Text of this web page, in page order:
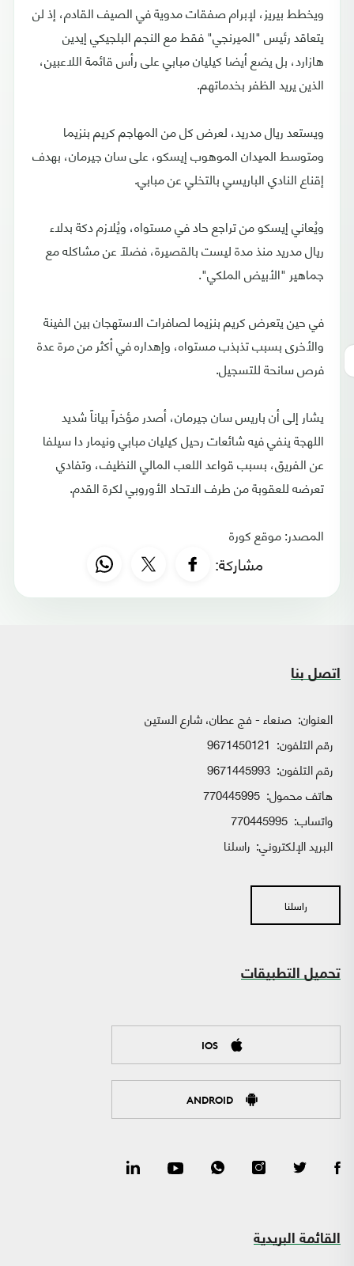
ويخطط بيريز، لإبرام صفقات مدوية في الصيف القادم، إذ لن
يتعاقد رئيس "الميرنجي" فقط مع النجم البلجيكي إيدين
هازارد، بل يضع أيضا كيليان مبابي على رأس قائمة اللاعبين،
الذين يريد الظفر بخدماتهم.
ويستعد ريال مدريد، لعرض كل من المهاجم كريم بنزيما
ومتوسط الميدان الموهوب إيسكو، على سان جيرمان، بهدف
إقناع النادي الباريسي بالتخلي عن مبابي.
ويُعاني إيسكو من تراجع حاد في مستواه، ويُلازم دكة بدلاء
ريال مدريد منذ مدة ليست بالقصيرة، فضلاً عن مشاكله مع
جماهير "الأبيض الملكي".
في حين يتعرض كريم بنزيما لصافرات الاستهجان بين الفينة
والأخرى بسبب تذبذب مستواه، وإهداره في أكثر من مرة عدة
فرص سانحة للتسجيل.
يشار إلى أن باريس سان جيرمان، أصدر مؤخراً بياناً شديد
اللهجة ينفي فيه شائعات رحيل كيليان مبابي ونيمار دا سيلفا
عن الفريق، بسبب قواعد اللعب المالي النظيف، وتفادي
تعرضه للعقوبة من طرف الاتحاد الأوروبي لكرة القدم.
المصدر: موقع كورة
مشاركة:
اتصل بنا
العنوان: صنعاء - فج عطان، شارع الستين
رقم التلفون: 9671450121
رقم التلفون: 9671445993
هاتف محمول: 770445995
واتساب:
البريد الإلكتروني: راسلنا
راسلنا
تحميل التطبيقات
IOS
ANDROID
القائمة البريدية